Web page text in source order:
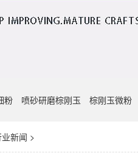
粉 喷砂研磨棕刚玉 棕刚玉微粉
新闻 >